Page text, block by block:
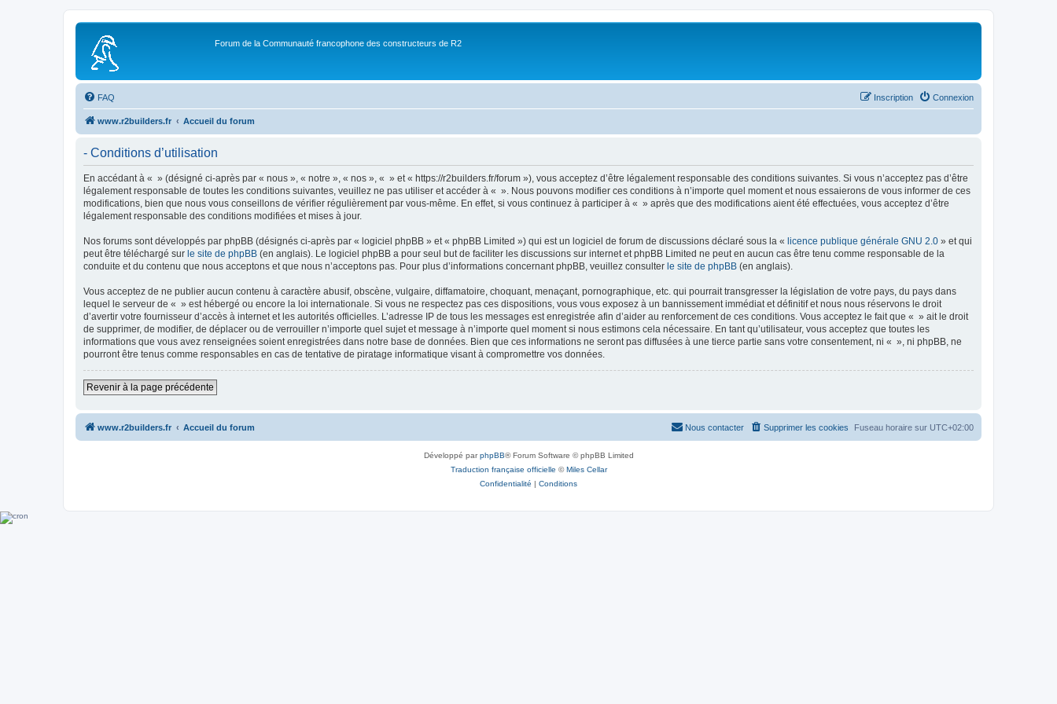
Forum de la Communauté francophone des constructeurs de R2
FAQ Connexion
Inscription
www.r2builders.fr Accueil du forum
- Conditions d’utilisation
En accédant à « » (désigné ci-après par « nous », « notre », « nos », « » et « https://r2builders.fr/forum »), vous acceptez d’être légalement responsable des conditions suivantes. Si vous n’acceptez pas d’être
légalement responsable de toutes les conditions suivantes, veuillez ne pas utiliser et accéder à « ». Nous pouvons modifier ces conditions à n’importe quel moment et nous essaierons de vous informer de ces
modifications, bien que nous vous conseillons de vérifier régulièrement par vous-même. En effet, si vous continuez à participer à « » après que des modifications aient été effectuées, vous acceptez d’être
légalement responsable des conditions modifiées et mises à jour.
Nos forums sont développés par phpBB (désignés ci-après par « logiciel phpBB » et « phpBB Limited ») qui est un logiciel de forum de discussions déclaré sous la « licence publique générale GNU 2.0 » et qui
peut être téléchargé sur le site de phpBB (en anglais). Le logiciel phpBB a pour seul but de faciliter les discussions sur internet et phpBB Limited ne peut en aucun cas être tenu comme responsable de la
conduite et du contenu que nous acceptons et que nous n’acceptons pas. Pour plus d’informations concernant phpBB, veuillez consulter le site de phpBB (en anglais).
Vous acceptez de ne publier aucun contenu à caractère abusif, obscène, vulgaire, diffamatoire, choquant, menaçant, pornographique, etc. qui pourrait transgresser la législation de votre pays, du pays dans
lequel le serveur de « » est hébergé ou encore la loi internationale. Si vous ne respectez pas ces dispositions, vous vous exposez à un bannissement immédiat et définitif et nous nous réservons le droit
d’avertir votre fournisseur d’accès à internet et les autorités officielles. L’adresse IP de tous les messages est enregistrée afin d’aider au renforcement de ces conditions. Vous acceptez le fait que « » ait le droit
de supprimer, de modifier, de déplacer ou de verrouiller n’importe quel sujet et message à n’importe quel moment si nous estimons cela nécessaire. En tant qu’utilisateur, vous acceptez que toutes les
informations que vous avez renseignées soient enregistrées dans notre base de données. Bien que ces informations ne seront pas diffusées à une tierce partie sans votre consentement, ni « », ni phpBB, ne
pourront être tenus comme responsables en cas de tentative de piratage informatique visant à compromettre vos données.
Revenir à la page précédente
www.r2builders.fr Accueil du forum Fuseau horaire sur UTC+02:00
Supprimer les cookies
Nous contacter
Développé parphpBB® Forum Software © phpBB Limited
Traduction française officielle ©Miles Cellar
Confidentialité | Conditions